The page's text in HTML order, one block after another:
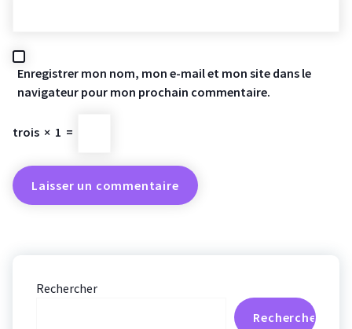
Enregistrer mon nom, mon e-mail et mon site dans le
navigateur pour mon prochain commentaire.
trois × 1 =
Rechercher
Rechercher